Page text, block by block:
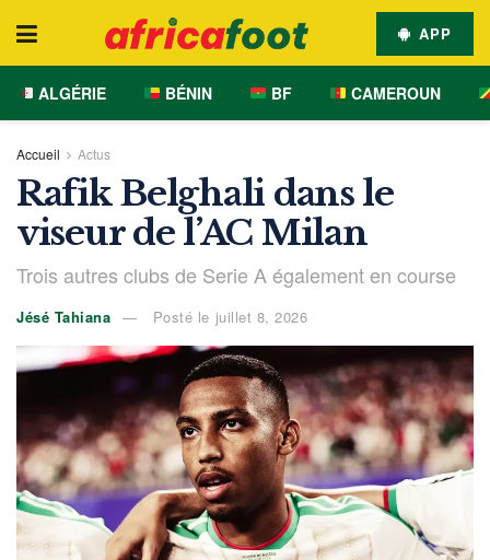
APP
ALGÉRIE BÉNIN BF CAMEROUN
Accueil Actus
Rafik Belghali dans le
viseur de l’AC Milan
Trois autres clubs de Serie A également en course
Jésé Tahiana Posté le juillet 8, 2026